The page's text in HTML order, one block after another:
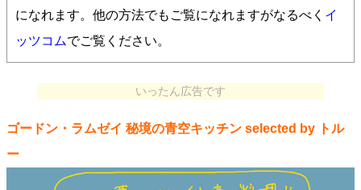
になれます。他の方法でもご覧になれますがなるべく イ
ッツコムでご覧ください。
いったん広告です
ゴードン・ラムゼイ 秘境の青空キッチン selected by トル
ー